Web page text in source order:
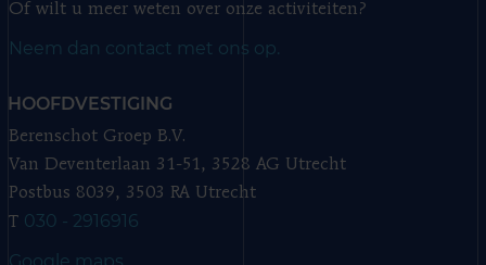
Of wilt u meer weten over onze activiteiten?
Neem dan contact met ons op.
HOOFDVESTIGING
Berenschot Groep B.V.
Van Deventerlaan 31-51, 3528 AG Utrecht
Postbus 8039, 3503 RA Utrecht
T 030 - 2916916